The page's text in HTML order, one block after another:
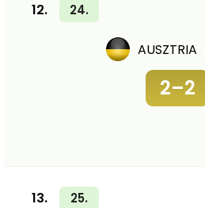
12. 24.
AUSZTRIA
2–2
13. 25.